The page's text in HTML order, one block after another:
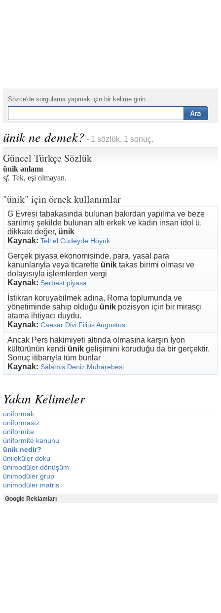
Sözce'de sorgulama yapmak için bir kelime girin
ünik ne demek? - 1 sözlük, 1 sonuç.
Güncel Türkçe Sözlük
ünik anlamı
sf. Tek, eşi olmayan.
"ünik" için örnek kullanımlar
G Evresi tabakasında bulunan bakırdan yapılma ve beze
sarılmış şekilde bulunan altı erkek ve kadın insan idol ü,
dikkate değer, ünik
Kaynak: Tell el Cüdeyde Höyük
Gerçek piyasa ekonomisinde, para, yasal para
kanunlarıyla veya ticarette ünik takas birimi olması ve
dolayısıyla işlemlerden vergi
Kaynak: Serbest piyasa
İstikrarı koruyabilmek adına, Roma toplumunda ve
yönetiminde sahip olduğu ünik pozisyon için bir mirasçı
atama ihtiyacı duydu.
Kaynak: Caesar Divi Filius Augustus
Ancak Pers hakimiyeti altında olmasına karşın İyon
kültürünün kendi ünik gelişimini koruduğu da bir gerçektir.
Sonuç itibarıyla tüm bunlar
Kaynak: Salamis Deniz Muharebesi
Yakın Kelimeler
üniformalı
üniformasız
üniformite
üniformite kanunu
ünik nedir?
üniloküler doku
ünimodüler dönüşüm
ünimodüler grup
ünimodüler matris
Google Reklamları